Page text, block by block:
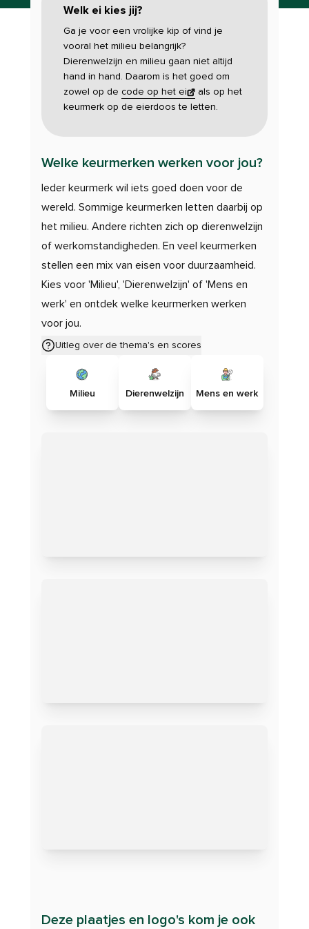
Welk ei kies jij?
Ga je voor een vrolijke kip of vind je
vooral het milieu belangrijk?
Dierenwelzijn en milieu gaan niet altijd
hand in hand. Daarom is het goed om
zowel op de code op het ei
als op het
keurmerk op de eierdoos te letten.
Welke keurmerken werken voor jou?
Ieder keurmerk wil iets goed doen voor de
wereld. Sommige keurmerken letten daarbij op
het milieu. Andere richten zich op dierenwelzijn
of werkomstandigheden. En veel keurmerken
stellen een mix van eisen voor duurzaamheid.
Kies voor 'Milieu', 'Dierenwelzijn' of 'Mens en
werk' en ontdek welke keurmerken werken
voor jou.
Uitleg over de thema's en scores
Milieu Dierenwelzijn Mens en werk
Deze plaatjes en logo's kom je ook